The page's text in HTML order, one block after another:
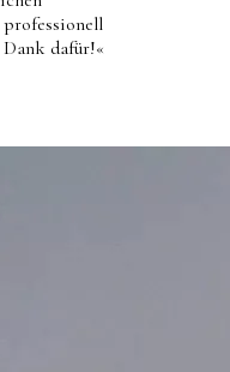
professionell
Dank dafür!«